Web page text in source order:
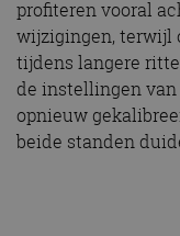
profiteren vooral
wijzigingen, terwijl
tijdens langere
de instellingen
opnieuw
beide standen